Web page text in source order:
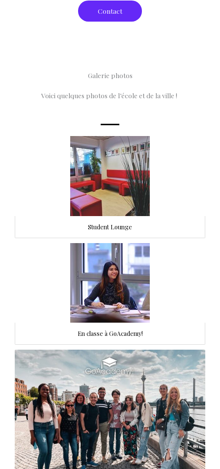
Contact
Galerie photos
Voici quelques photos de l’école et de la ville !
Student Lounge
En classe à GoAcademy!